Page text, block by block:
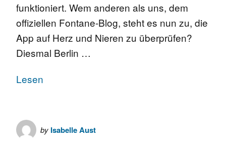
funktioniert. Wem anderen als uns, dem
offiziellen Fontane-Blog, steht es nun zu, die
App auf Herz und Nieren zu überprüfen?
Diesmal Berlin …
Lesen
by Isabelle Aust